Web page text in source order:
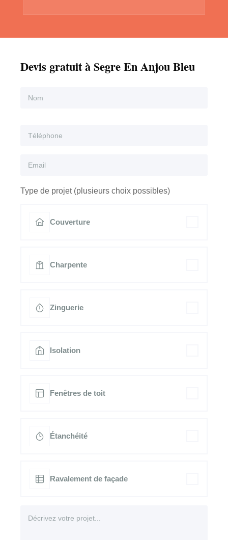
Devis gratuit à Segre En Anjou Bleu
Type de projet (plusieurs choix possibles)
Couverture
Charpente
Zinguerie
Isolation
Fenêtres de toit
Étanchéité
Ravalement de façade